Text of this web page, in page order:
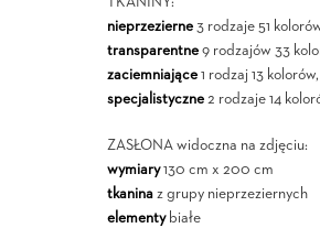
nieprzezierne3 rodzaje 51
transparentne9 rodzajów 33
zaciemniające1 rodzaj 13 kolorów,
specjalistyczne2 rodzaje 14
ZASŁONA widoczna na zdjęciu:
wymiary130 cm x 200 cm
tkaninaz grupy nieprzeziernych
elementybiałe